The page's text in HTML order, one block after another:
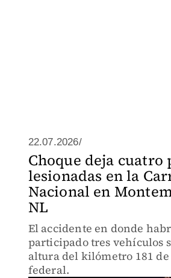
22.07.2026/
Choque deja cuatro
lesionadas en la
Nacional en
NL
El accidente en donde
participado tres vehículos
altura del kilómetro 181
federal.